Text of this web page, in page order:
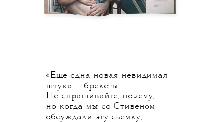
«Еще одна новая невидимая
штука — брекеты.
Не спрашивайте, почему,
но когда мы со Стивеном
обсуждали эту съемку,